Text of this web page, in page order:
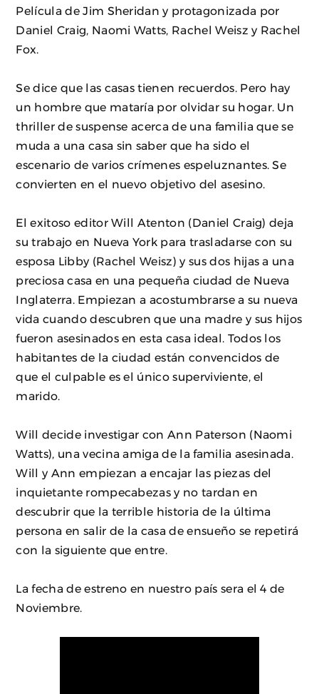
Película de Jim Sheridan y protagonizada por
Daniel Craig, Naomi Watts, Rachel Weisz y Rachel
Fox.
Se dice que las casas tienen recuerdos. Pero hay
un hombre que mataría por olvidar su hogar. Un
thriller de suspense acerca de una familia que se
muda a una casa sin saber que ha sido el
escenario de varios crímenes espeluznantes. Se
convierten en el nuevo objetivo del asesino.
El exitoso editor Will Atenton (Daniel Craig) deja
su trabajo en Nueva York para trasladarse con su
esposa Libby (Rachel Weisz) y sus dos hijas a una
preciosa casa en una pequeña ciudad de Nueva
Inglaterra. Empiezan a acostumbrarse a su nueva
vida cuando descubren que una madre y sus hijos
fueron asesinados en esta casa ideal. Todos los
habitantes de la ciudad están convencidos de
que el culpable es el único superviviente, el
marido.
Will decide investigar con Ann Paterson (Naomi
Watts), una vecina amiga de la familia asesinada.
Will y Ann empiezan a encajar las piezas del
inquietante rompecabezas y no tardan en
descubrir que la terrible historia de la última
persona en salir de la casa de ensueño se repetirá
con la siguiente que entre.
La fecha de estreno en nuestro país sera el 4 de
Noviembre.